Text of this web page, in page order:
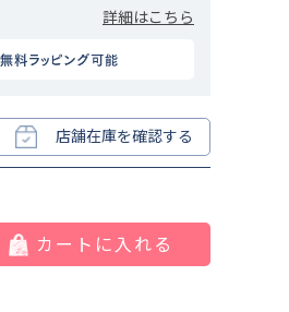
詳細はこちら
店舗在庫を確認する
カートに入れる